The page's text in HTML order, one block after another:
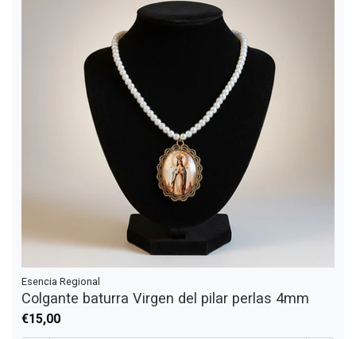
Esencia Regional
Colgante baturra Virgen del pilar perlas 4mm
€15,00